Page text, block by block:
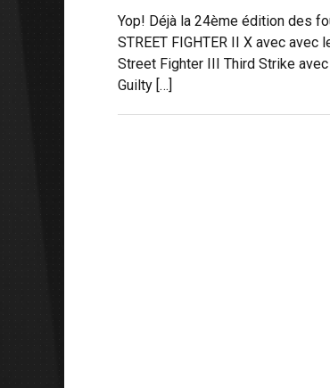
Yop! Déjà la 24ème édition des
STREET FIGHTER II X avec
Street Fighter III Third Strike
Guilty […]